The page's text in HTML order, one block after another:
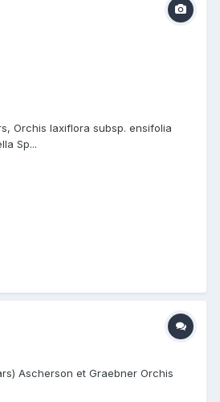
Orchis laxiflora subsp. ensifolia
Sp...
Ascherson et Graebner Orchis